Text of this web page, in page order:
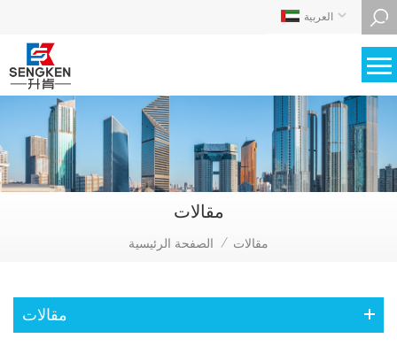
العربية
مقالات
الصفحة الرئيسية / مقالات
مقالات